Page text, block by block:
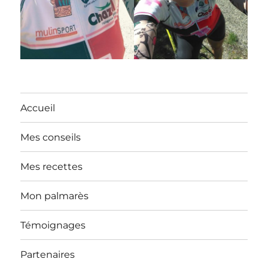
Accueil
Mes conseils
Mes recettes
Mon palmarès
Témoignages
Partenaires